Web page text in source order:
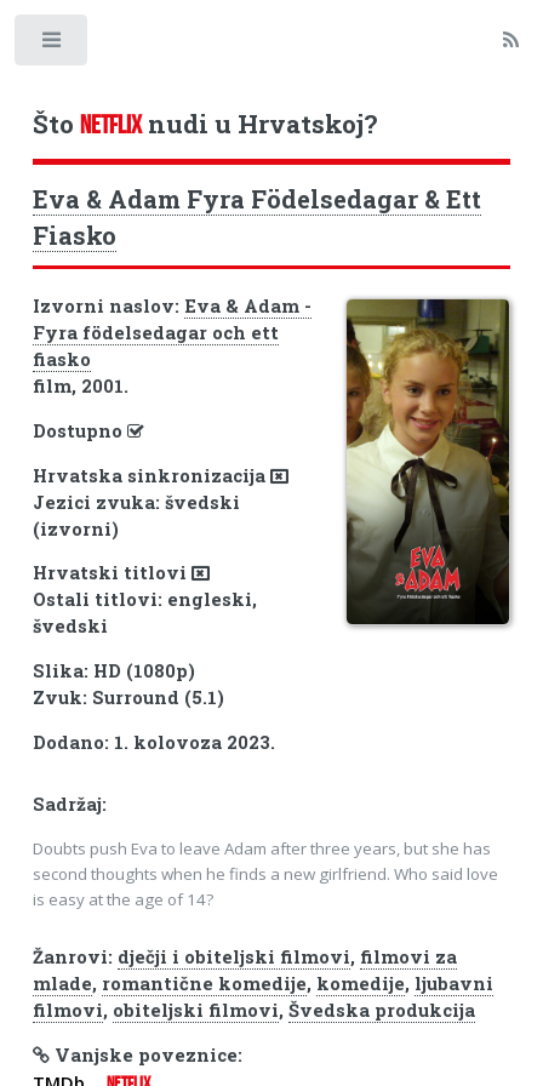
Što NETFLIXnudi u Hrvatskoj?
Eva & Adam Fyra Födelsedagar & Ett
Fiasko
Izvorni naslov: Eva & Adam -
Fyra födelsedagar och ett
fiasko
film, 2001.
Dostupno
Hrvatska sinkronizacija
Jezici zvuka: švedski
(izvorni)
Hrvatski titlovi
Ostali titlovi: engleski,
švedski
Slika: HD (1080p)
Zvuk: Surround (5.1)
Dodano: 1. kolovoza 2023.
Sadržaj:
Doubts push Eva to leave Adam after three years, but she has
second thoughts when he finds a new girlfriend. Who said love
is easy at the age of 14?
Žanrovi: dječji i obiteljski filmovi, filmovi za
mlade, romantične komedije, komedije, ljubavni
filmovi, obiteljski filmovi, Švedska produkcija
Vanjske poveznice: